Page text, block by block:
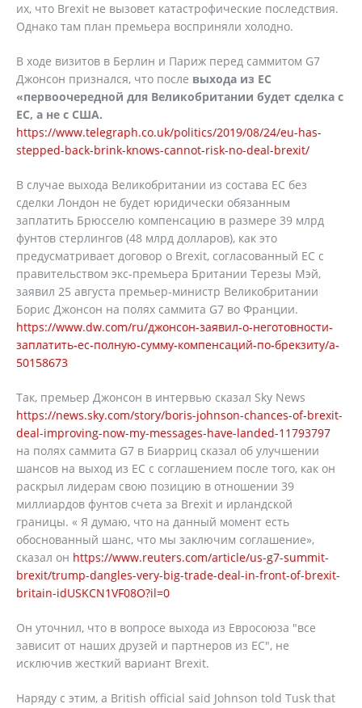
их, что Brexit не вызовет катастрофические последствия.
Однако там план премьера восприняли холодно.
В ходе визитов в Берлин и Париж перед саммитом G7
Джонсон признался, что после выхода из ЕС
«первоочередной для Великобритании будет сделка с
ЕС, а не с США.
https://www.telegraph.co.uk/politics/2019/08/24/eu-has-
stepped-back-brink-knows-cannot-risk-no-deal-brexit/
В случае выхода Великобритании из состава ЕС без
сделки Лондон не будет юридически обязанным
заплатить Брюсселю компенсацию в размере 39 млрд
фунтов стерлингов (48 млрд долларов), как это
предусматривает договор о Brexit, согласованный ЕС с
правительством экс-премьера Британии Терезы Мэй,
заявил 25 августа премьер-министр Великобритании
Борис Джонсон на полях саммита G7 во Франции.
https://www.dw.com/ru/джонсон-заявил-о-неготовности-
заплатить-ес-полную-сумму-компенсаций-по-брекзиту/a-
50158673
Так, премьер Джонсон в интервью сказал Sky News
https://news.sky.com/story/boris-johnson-chances-of-brexit-
deal-improving-now-my-messages-have-landed-11793797
на полях саммита G7 в Биарриц сказал об улучшении
шансов на выход из ЕС с соглашением после того, как он
раскрыл лидерам свою позицию в отношении 39
миллиардов фунтов счета за Brexit и ирландской
границы. « Я думаю, что на данный момент есть
обоснованный шанс, что мы заключим соглашение»,
сказал он https://www.reuters.com/article/us-g7-summit-
brexit/trump-dangles-very-big-trade-deal-in-front-of-brexit-
britain-idUSKCN1VF08O?il=0
Он уточнил, что в вопросе выхода из Евросоюза "все
зависит от наших друзей и партнеров из ЕС", не
исключив жесткий вариант Brexit.
Наряду с этим, a British official said Johnson told Tusk that